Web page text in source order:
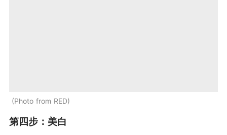
Photo from RED
第四步：美白